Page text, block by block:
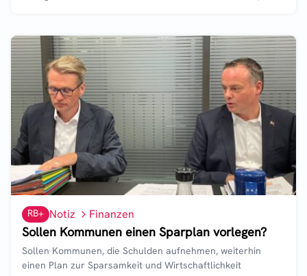
RB+ Notiz Finanzen
Sollen Kommunen einen Sparplan vorlegen?
Sollen Kommunen, die Schulden aufnehmen, weiterhin
einen Plan zur Sparsamkeit und Wirtschaftlichkeit